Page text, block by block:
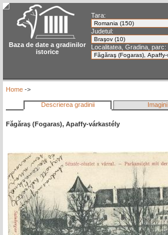
Baza de date a gradinilor
istorice
Tara:
Judetul:
Localitatea, Gradina, parc:
Home ->
Descrierea gradinii Imagini
Făgăraş (Fogaras), Apaffy-várkastély